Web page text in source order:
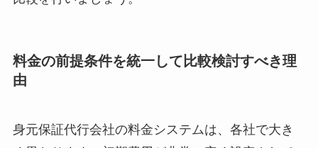
料金の前提条件を統一して比較検討すべき理
由
身元保証代行会社の料金システムは、各社で大き